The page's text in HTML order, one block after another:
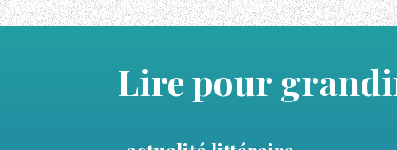
Lire pour